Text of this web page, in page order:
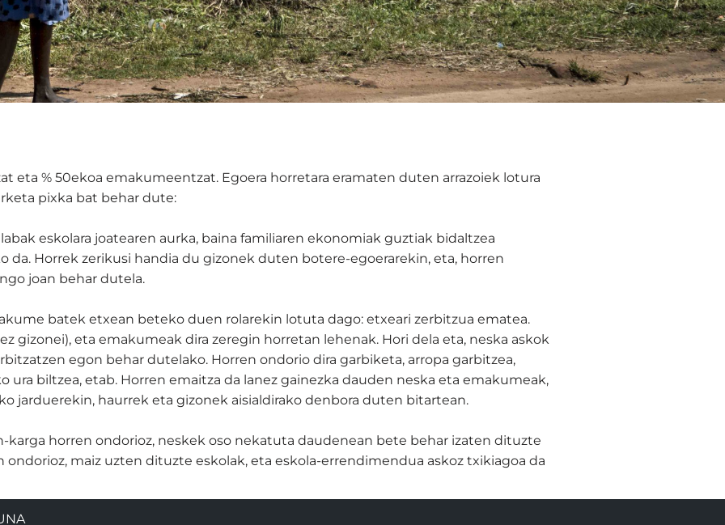
eta % 50ekoa emakumeentzat. Egoera horretara eramaten duten arrazoiek lotura
pixka bat behar dute:
eskolara joatearen aurka, baina familiaren ekonomiak guztiak bidaltzea
da. Horrek zerikusi handia du gizonek duten botere-egoerarekin, eta, horren
joan behar dutela.
batek etxean beteko duen rolarekin lotuta dago: etxeari zerbitzua ematea.
gizonei), eta emakumeak dira zeregin horretan lehenak. Hori dela eta, neska askok
egon behar dutelako. Horren ondorio dira garbiketa, arropa garbitzea,
ura biltzea, etab. Horren emaitza da lanez gainezka dauden neska eta emakumeak,
jarduerekin, haurrek eta gizonek aisialdirako denbora duten bitartean.
horren ondorioz, neskek oso nekatuta daudenean bete behar izaten dituzte
ondorioz, maiz uzten dituzte eskolak, eta eskola-errendimendua askoz txikiagoa da